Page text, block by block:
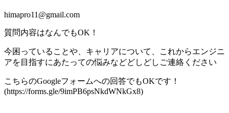
himapro11@gmail.com
質問内容はなんでもOK！
今困っていることや、キャリアについて、これからエンジニ
アを目指すにあたっての悩みなどどしどしご連絡ください
こちらのGoogleフォームへの回答でもOKです！
(https://forms.gle/9imPB6psNkdWNkGx8)